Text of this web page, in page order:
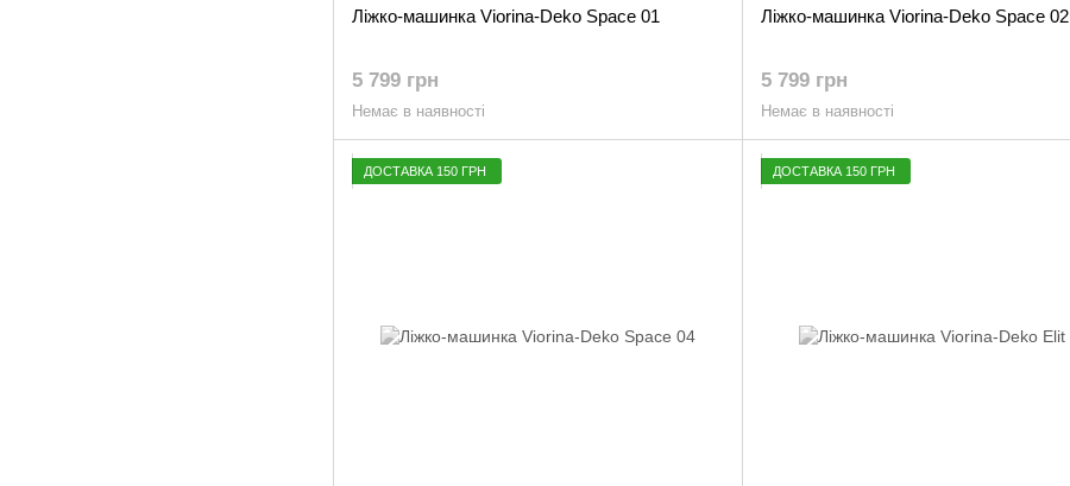
Ліжко-машинка Viorina-Deko Space 01
5 799 грн
Немає в наявності
Ліжко-машинка Viorina-Deko Space 02
5 799 грн
Немає в наявності
ДОСТАВКА 150 ГРН ДОСТАВКА 150 ГРН